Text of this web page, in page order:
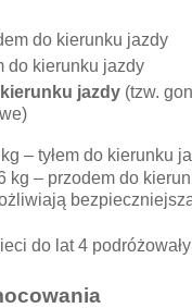
do kierunku jazdy
do kierunku jazdy
jazdy (tzw.
– tyłem do kierunku
kg – przodem do
do lat 4 podróżowały